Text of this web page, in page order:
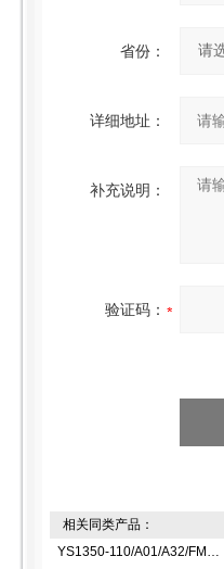
省份：
详细地址：
补充说明：
验证码：
相关同类产品：
YS1350-110/A01/A32/FM指示控制器